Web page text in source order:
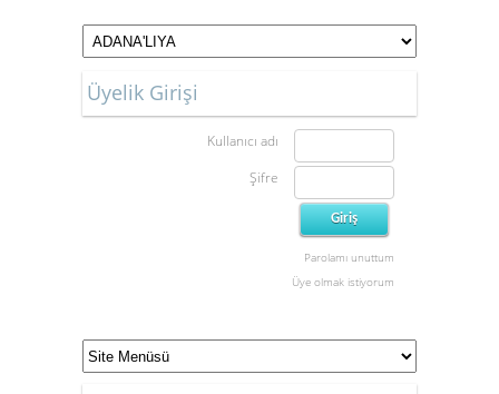
Üyelik Girişi
Kullanıcı adı
Şifre
Parolamı unuttum
Üye olmak istiyorum